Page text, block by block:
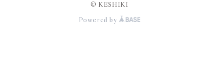
© KESHIKI
Powered by